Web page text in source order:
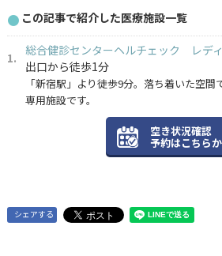
この記事で紹介した医療施設一覧
総合健診センターヘルチェック レデ
出口から徒歩1分
「新宿駅」より徒歩9分。落ち着いた空
専用施設です。
空き状況確認
予約はこちら
シェアする